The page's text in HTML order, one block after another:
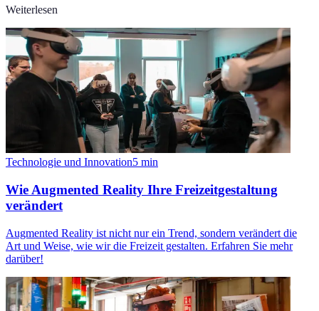
Weiterlesen
Technologie und Innovation5 min
Wie Augmented Reality Ihre Freizeitgestaltung
verändert
Augmented Reality ist nicht nur ein Trend, sondern verändert die
Art und Weise, wie wir die Freizeit gestalten. Erfahren Sie mehr
darüber!